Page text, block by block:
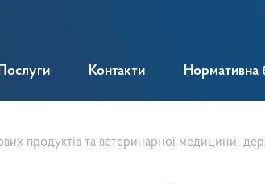
Контакти Нормативна
Київській області проведено моніторингове обстеження підприємства питного водопостачання на території Іванківської селищної ради. Метою заходу є забезпечення санітарного та епідемічного благополуччя населення, а також